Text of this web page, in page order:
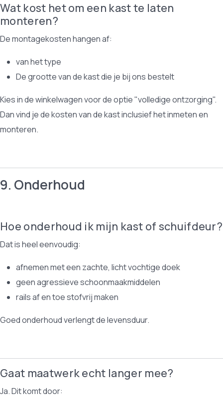
Wat kost het om een kast te laten
monteren?
De montagekosten hangen af:
van het type
De grootte van de kast die je bij ons bestelt
Kies in de winkelwagen voor de optie "volledige ontzorging".
Dan vind je de kosten van de kast inclusief het inmeten en
monteren.
9. Onderhoud
Hoe onderhoud ik mijn kast of schuifdeur?
Dat is heel eenvoudig:
afnemen met een zachte, licht vochtige doek
geen agressieve schoonmaakmiddelen
rails af en toe stofvrij maken
Goed onderhoud verlengt de levensduur.
Gaat maatwerk echt langer mee?
Ja. Dit komt door: